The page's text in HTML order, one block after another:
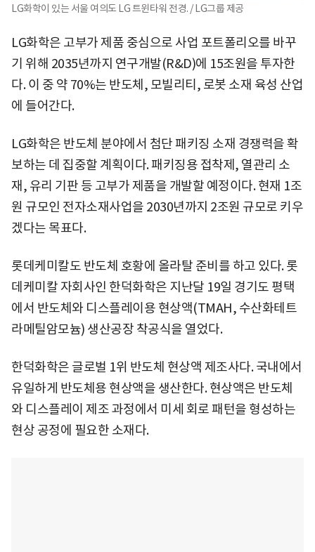
LG화학이 있는 서울 여의도 LG 트윈타워 전경. / LG그룹 제공
LG화학은 고부가 제품 중심으로 사업 포트폴리오를 바꾸
기 위해 2035년까지 연구개발(R&D)에 15조원을 투자한
다. 이 중 약 70%는 반도체, 모빌리티, 로봇 소재 육성 산업
에 들어간다.
LG화학은 반도체 분야에서 첨단 패키징 소재 경쟁력을 확
보하는 데 집중할 계획이다. 패키징용 접착제, 열관리 소
재, 유리 기판 등 고부가 제품을 개발할 예정이다. 현재 1조
원 규모인 전자소재사업을 2030년까지 2조원 규모로 키우
겠다는 목표다.
롯데케미칼도 반도체 호황에 올라탈 준비를 하고 있다. 롯
데케미칼 자회사인 한덕화학은 지난달 19일 경기도 평택
에서 반도체와 디스플레이용 현상액 (TMAH, 수산화테트
라메틸암모늄) 생산공장 착공식을 열었다.
한덕화학은 글로벌 1위 반도체 현상액 제조사다. 국내에서
유일하게 반도체용 현상액을 생산한다. 현상액은 반도체
와 디스플레이 제조 과정에서 미세 회로 패턴을 형성하는
현상 공정에 필요한 소재다.